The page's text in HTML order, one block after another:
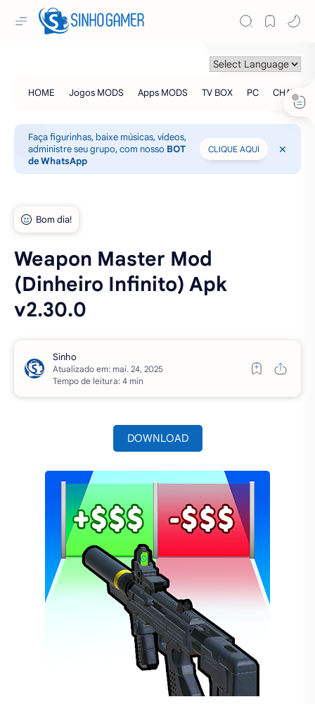
Faça figurinhas, baixe músicas, vídeos,
administre seu grupo, com nosso BOT
de WhatsApp
CLIQUE AQUI
Weapon Master Mod
(Dinheiro Infinito) Apk
v2.30.0
Atualizado em:
Tempo de leitura: 4 min
DOWNLOAD